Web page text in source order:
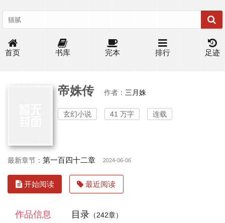
首页 书库 完本 排行 足迹
帝姝传 作者： 三月姝
玄幻小说 41 万字 连载
最新章节： 第一百四十二章 2024-06-06
开始阅读 最近阅读
作品信息 目录 （242章）